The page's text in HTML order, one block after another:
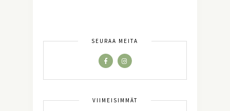
SEURAA MEITÄ
VIIMEISIMMÄT